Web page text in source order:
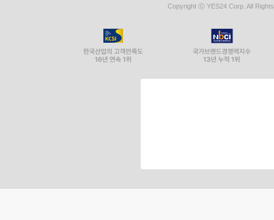
Copyright ⓒ YES24 Corp. All